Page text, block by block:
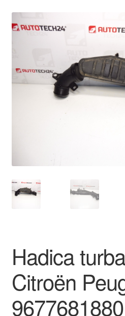
Kontakt
Platby
Reklamačný poriadok
Hadica
Citroën
9677681880